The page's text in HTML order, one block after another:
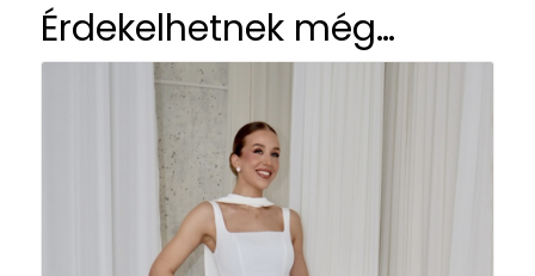
Érdekelhetnek még…